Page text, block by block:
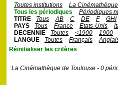
Toutes institutions
La
Tous les périodiques
Périodiques
TITRE
Tous AB C DE F
GHI
PAYS
Tous France Etats-Unis
DECENNIE
Toutes <1900
1900
LANGUE
Toutes Français
Réinitialiser les critères
La Cinémathèque de Toulouse - 0